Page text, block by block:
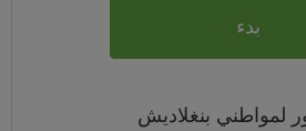
بدء
لمواطني بنغلاديش